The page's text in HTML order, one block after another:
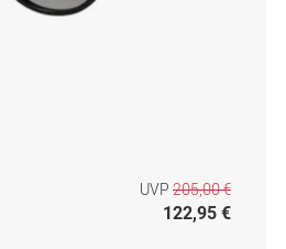
UVP 205,00 €
122,95 €